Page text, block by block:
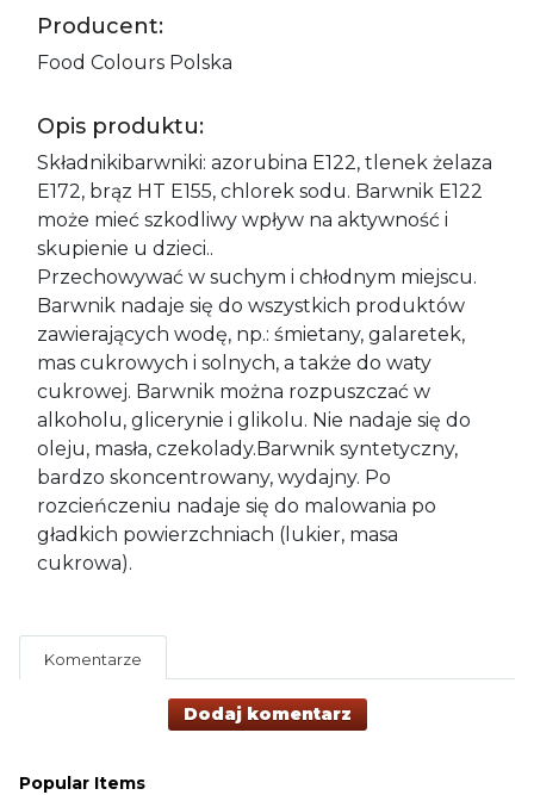
Producent:
Food Colours Polska
Opis produktu:
Składnikibarwniki: azorubina E122, tlenek żelaza
E172, brąz HT E155, chlorek sodu. Barwnik E122
może mieć szkodliwy wpływ na aktywność i
skupienie u dzieci..
Przechowywać w suchym i chłodnym miejscu.
Barwnik nadaje się do wszystkich produktów
zawierających wodę, np.: śmietany, galaretek,
mas cukrowych i solnych, a także do waty
cukrowej. Barwnik można rozpuszczać w
alkoholu, glicerynie i glikolu. Nie nadaje się do
oleju, masła, czekolady.Barwnik syntetyczny,
bardzo skoncentrowany, wydajny. Po
rozcieńczeniu nadaje się do malowania po
gładkich powierzchniach (lukier, masa
cukrowa).
Komentarze
Dodaj komentarz
Popular Items